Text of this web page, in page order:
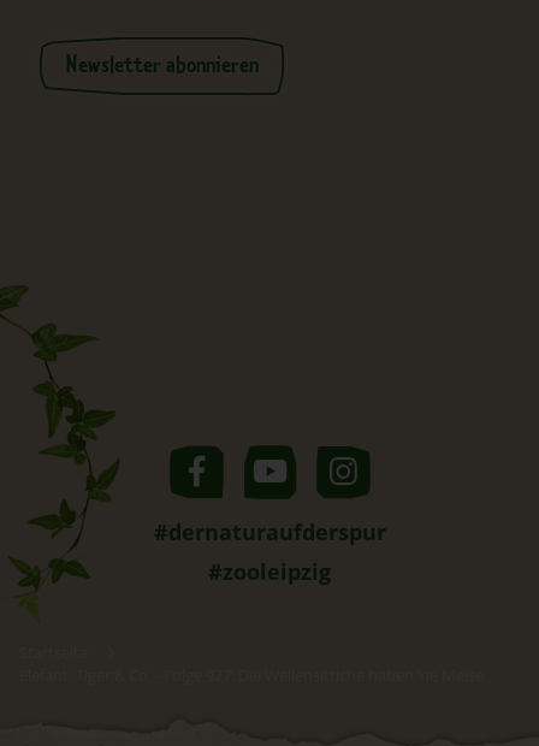
Newsletter abonnieren
#dernaturaufderspur
#zooleipzig